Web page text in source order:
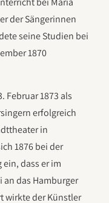
der Sängerinnen
seine Studien bei
1870
Februar 1873 als
erfolgreich
in
1876 bei der
dass er im
das Hamburger
wirkte der Künstler